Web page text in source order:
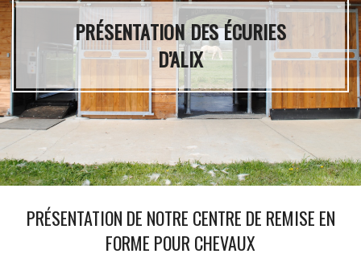
PRÉSENTATION DES ÉCURIES
D’ALIX
PRÉSENTATION DE NOTRE CENTRE DE REMISE EN
FORME POUR CHEVAUX